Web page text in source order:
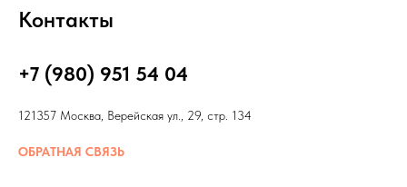
Контакты
+7 (980) 951 54 04
121357 Москва, Верейская ул., 29, стр. 134
ОБРАТНАЯ СВЯЗЬ